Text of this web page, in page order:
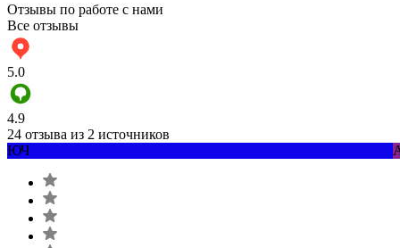
Отзывы по работе с нами
Все отзывы
5.0
4.9
24 отзыва из 2 источников
ЮЧ